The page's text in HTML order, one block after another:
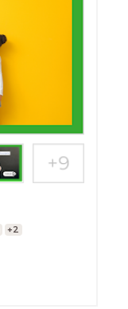
+2